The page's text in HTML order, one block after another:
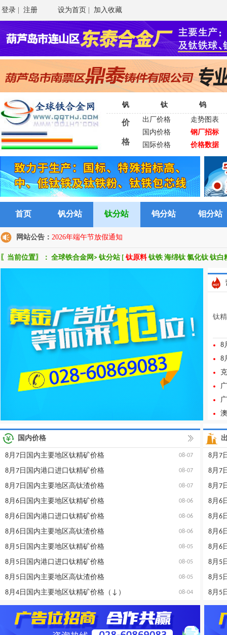
登录| 注册 设为首页 加入收藏
钒 钛 钨
价
格
出厂价格
走势图表
国内价格
钢厂招标
国际价格
价格数据
首页 钒分站 钛分站 钨分站 钼分站
网站公告： 2026年端午节放假通知
〖当前位置〗： 全球铁合金网 > 钛分站[ 钛原料钛铁海绵钛氯化钛钛白
钛
8
8
>
国内价格
08-07
8月7日国内主要地区钛精矿价格
08-07
8月7日国内港口进口钛精矿价格
08-07
8月7日国内主要地区高钛渣价格
08-06
8月6日国内主要地区钛精矿价格
08-06
8月6日国内港口进口钛精矿价格
08-06
8月6日国内主要地区高钛渣价格
08-05
8月5日国内主要地区钛精矿价格
08-05
8月5日国内港口进口钛精矿价格
08-05
8月5日国内主要地区高钛渣价格
08-04
8月4日国内主要地区钛精矿价格（↓）
8月7
8月7
8月7
8月6
8月6
8月6
8月6
8月5
8月5
8月5